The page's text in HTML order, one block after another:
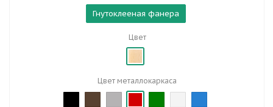
Гнутоклееная фанера
Цвет
Цвет металлокаркаса